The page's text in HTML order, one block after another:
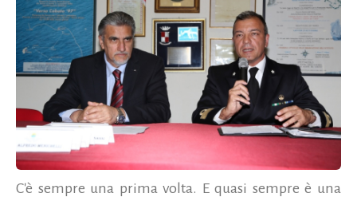
C'è sempre una prima volta. E quasi sempre è una